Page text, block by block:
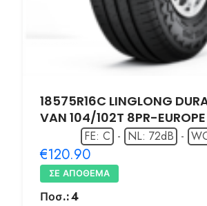
18575R16C LINGLONG
VAN 104/102T 8PR-EUROPE
FE: C - NL: 72dB -
€120.90
ΣΕ ΑΠΌΘΕΜΑ
Ποσ.:4